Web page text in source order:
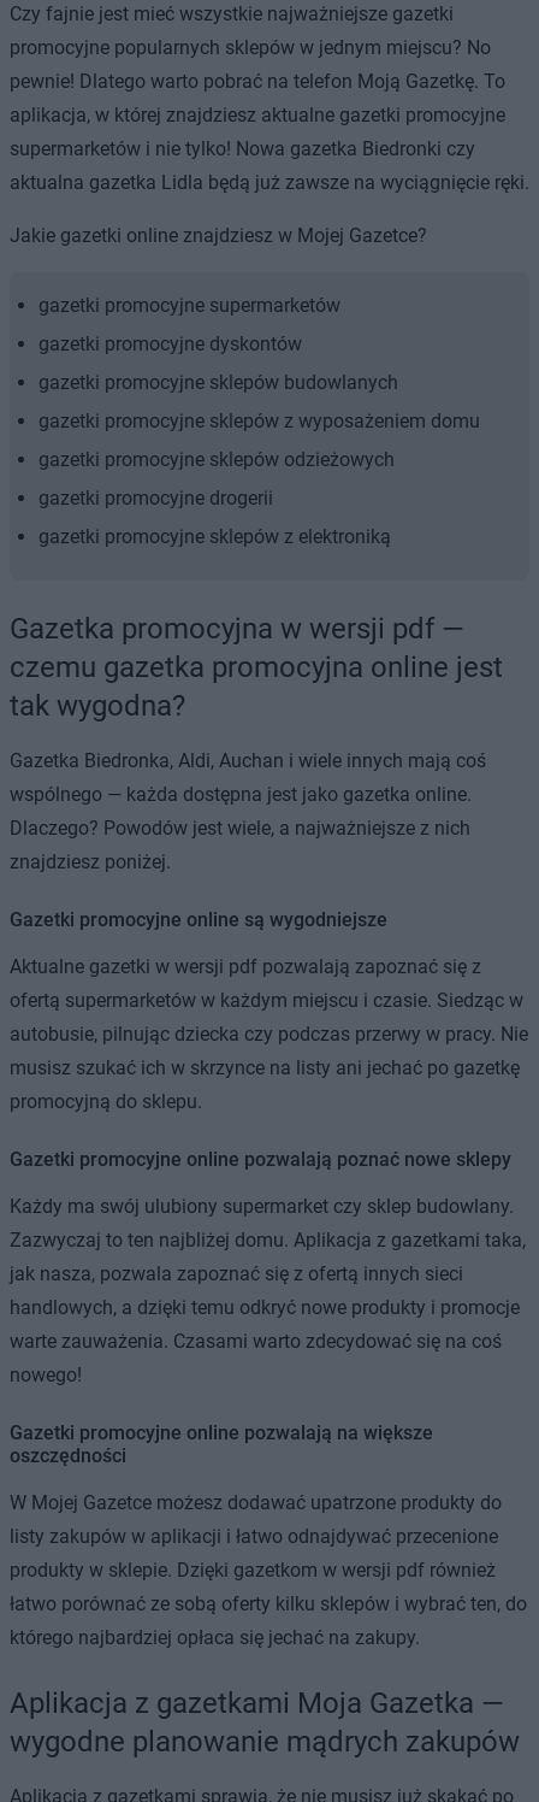
Czy fajnie jest mieć wszystkie najważniejsze gazetki
promocyjne popularnych sklepów w jednym miejscu? No
pewnie! Dlatego warto pobrać na telefon Moją Gazetkę. To
aplikacja, w której znajdziesz aktualne gazetki promocyjne
supermarketów i nie tylko! Nowa gazetka Biedronki czy
aktualna gazetka Lidla będą już zawsze na wyciągnięcie ręki.
Jakie gazetki online znajdziesz w Mojej Gazetce?
gazetki promocyjne supermarketów
gazetki promocyjne dyskontów
gazetki promocyjne sklepów budowlanych
gazetki promocyjne sklepów z wyposażeniem domu
gazetki promocyjne sklepów odzieżowych
gazetki promocyjne drogerii
gazetki promocyjne sklepów z elektroniką
Gazetka promocyjna w wersji pdf —
czemu gazetka promocyjna online jest
tak wygodna?
Gazetka Biedronka, Aldi, Auchan i wiele innych mają coś
wspólnego — każda dostępna jest jako gazetka online.
Dlaczego? Powodów jest wiele, a najważniejsze z nich
znajdziesz poniżej.
Gazetki promocyjne online są wygodniejsze
Aktualne gazetki w wersji pdf pozwalają zapoznać się z
ofertą supermarketów w każdym miejscu i czasie. Siedząc w
autobusie, pilnując dziecka czy podczas przerwy w pracy. Nie
musisz szukać ich w skrzynce na listy ani jechać po gazetkę
promocyjną do sklepu.
Gazetki promocyjne online pozwalają poznać nowe sklepy
Każdy ma swój ulubiony supermarket czy sklep budowlany.
Zazwyczaj to ten najbliżej domu. Aplikacja z gazetkami taka,
jak nasza, pozwala zapoznać się z ofertą innych sieci
handlowych, a dzięki temu odkryć nowe produkty i promocje
warte zauważenia. Czasami warto zdecydować się na coś
nowego!
Gazetki promocyjne online pozwalają na większe
oszczędności
W Mojej Gazetce możesz dodawać upatrzone produkty do
listy zakupów w aplikacji i łatwo odnajdywać przecenione
produkty w sklepie. Dzięki gazetkom w wersji pdf również
łatwo porównać ze sobą oferty kilku sklepów i wybrać ten, do
którego najbardziej opłaca się jechać na zakupy.
Aplikacja z gazetkami Moja Gazetka —
wygodne planowanie mądrych zakupów
Aplikacja z gazetkami sprawia, że nie musisz już skakać po